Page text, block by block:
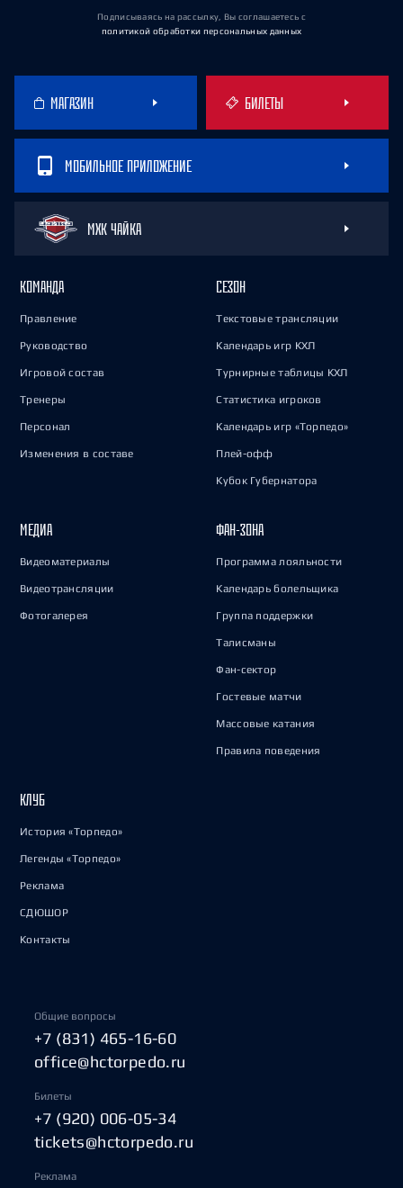
Подписываясь на рассылку, Вы соглашаетесь с
политикой обработки персональных данных
МАГАЗИН БИЛЕТЫ
МОБИЛЬНОЕ ПРИЛОЖЕНИЕ
МХК ЧАЙКА
КОМАНДА
Правление
Руководство
Игровой состав
Тренеры
Персонал
Изменения в составе
СЕЗОН
Текстовые трансляции
Календарь игр КХЛ
Турнирные таблицы КХЛ
Статистика игроков
Календарь игр «Торпедо»
Плей-офф
Кубок Губернатора
МЕДИА
Видеоматериалы
Видеотрансляции
Фотогалерея
ФАН-ЗОНА
Программа лояльности
Календарь болельщика
Группа поддержки
Талисманы
Фан-сектор
Гостевые матчи
Массовые катания
Правила поведения
КЛУБ
История «Торпедо»
Легенды «Торпедо»
Реклама
СДЮШОР
Контакты
Общие вопросы
+7 (831) 465-16-60
office@hctorpedo.ru
Билеты
+7 (920) 006-05-34
tickets@hctorpedo.ru
Реклама